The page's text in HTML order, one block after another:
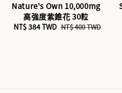
Nature's Own 10,000mg
高強度紫錐花 30粒
Sale
NT$ 384 TWD Regular
NT$ 400 TWD